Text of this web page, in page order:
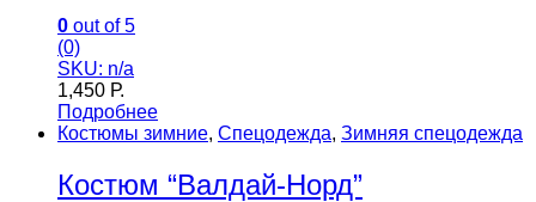
0 out of 5
(0)
SKU: n/a
1,450 Р.
Подробнее
Костюмы зимние, Спецодежда, Зимняя спецодежда
Костюм “Валдай-Норд”